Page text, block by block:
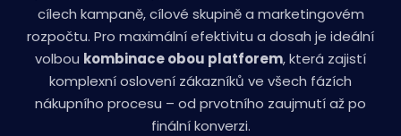
cílech kampaně, cílové skupině a marketingovém
rozpočtu. Pro maximální efektivitu a dosah je ideální
volbou kombinace obou platforem, která zajistí
komplexní oslovení zákazníků ve všech fázích
nákupního procesu – od prvotního zaujmutí až po
finální konverzi.